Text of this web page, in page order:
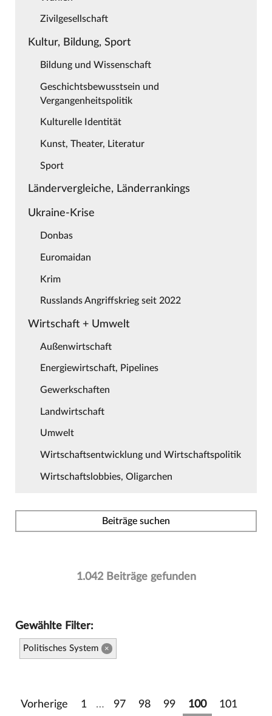
Zivilgesellschaft
Kultur, Bildung, Sport
Bildung und Wissenschaft
Geschichtsbewusstsein und
Vergangenheitspolitik
Kulturelle Identität
Kunst, Theater, Literatur
Sport
Ländervergleiche, Länderrankings
Ukraine-Krise
Donbas
Euromaidan
Krim
Russlands Angriffskrieg seit 2022
Wirtschaft + Umwelt
Außenwirtschaft
Energiewirtschaft, Pipelines
Gewerkschaften
Landwirtschaft
Umwelt
Wirtschaftsentwicklung und Wirtschaftspolitik
Wirtschaftslobbies, Oligarchen
Beiträge suchen
1.042 Beiträge gefunden
Gewählte Filter:
Politisches System ×
Vorherige 1 … 97 98 99 100 101